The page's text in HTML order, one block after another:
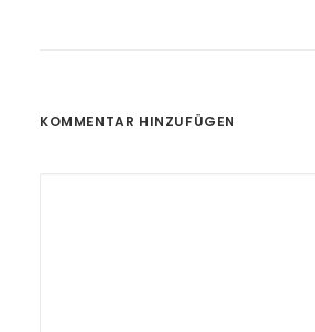
KOMMENTAR HINZUFÜGEN